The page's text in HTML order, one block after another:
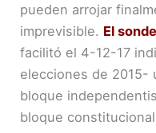
pueden arrojar
imprevisible. El
facilitó el 4-12-17
elecciones de 2015-
bloque
bloque